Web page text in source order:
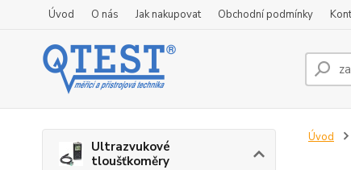
Úvod O nás Jak nakupovat Obchodní podmínky
Ultrazvukové
tloušťkoměry
Úvod